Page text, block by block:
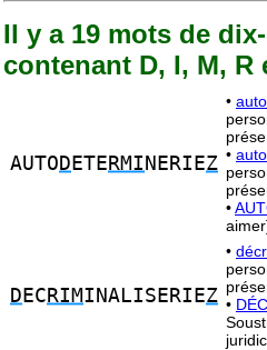
Il y a 19 mots de
contenant D, I, M, R
AUTO D ETE RMI NERIEZ
•
•
•
D EC RIMINALISERIEZ
•
•